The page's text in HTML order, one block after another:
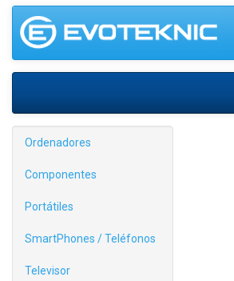
Ordenadores
Componentes
Portátiles
SmartPhones / Teléfonos
Televisor